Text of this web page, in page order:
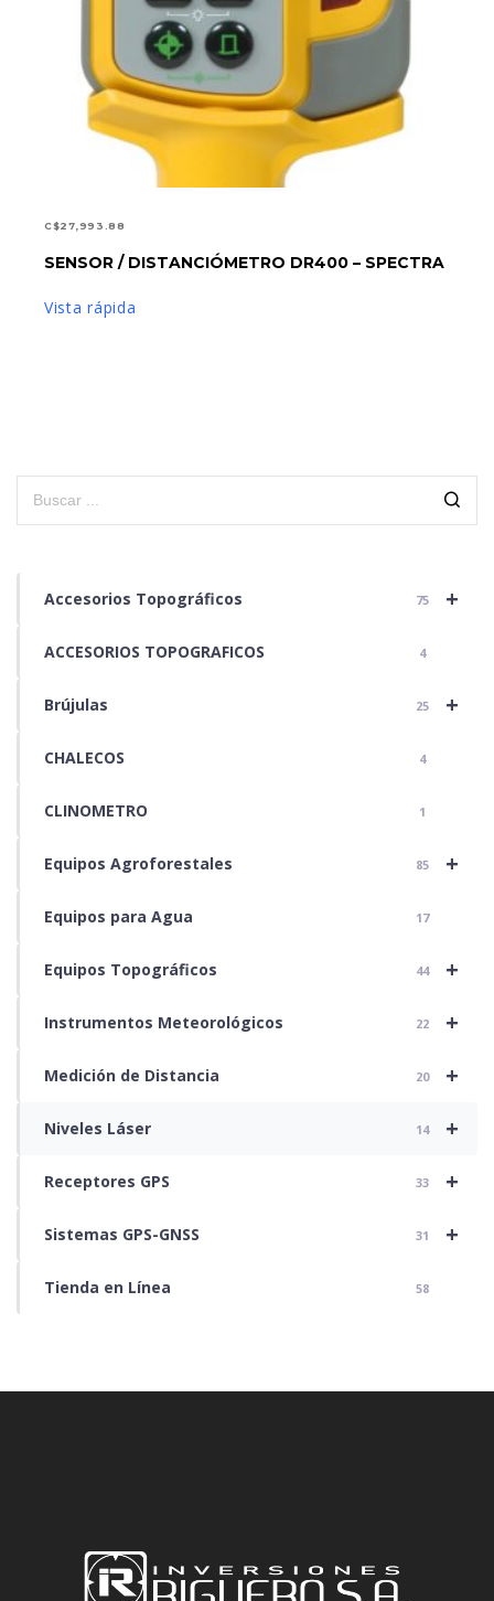
C$27,993.88
AÑADIR AL CARRITO
SENSOR / DISTANCIÓMETRO DR400 – SPECTRA
Vista rápida
+
Accesorios Topográficos 75
ACCESORIOS TOPOGRAFICOS 4
+
Brújulas 25
CHALECOS 4
CLINOMETRO 1
+
Equipos Agroforestales 85
Equipos para Agua 17
+
Equipos Topográficos 44
+
Instrumentos Meteorológicos 22
+
Medición de Distancia 20
+
Niveles Láser 14
+
Receptores GPS 33
+
Sistemas GPS-GNSS 31
Tienda en Línea 58